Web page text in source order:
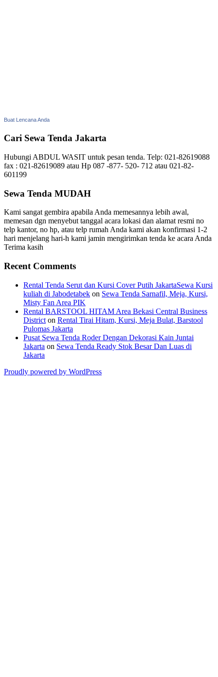
Buat Lencana Anda
Cari Sewa Tenda Jakarta
Hubungi ABDUL WASIT untuk pesan tenda. Telp: 021-82619088
fax : 021-82619089 atau Hp 087 -877- 520- 712 atau 021-82-
601199
Sewa Tenda MUDAH
Kami sangat gembira apabila Anda memesannya lebih awal,
memesan dgn menyebut tanggal acara lokasi dan alamat resmi no
telp kantor, no hp, atau telp rumah Anda kami akan konfirmasi 1-2
hari menjelang hari-h kami jamin mengirimkan tenda ke acara Anda
Terima kasih
Recent Comments
Rental Tenda Serut dan Kursi Cover Putih JakartaSewa Kursi
kuliah di Jabodetabek on Sewa Tenda Sarnafil, Meja, Kursi,
Misty Fan Area PIK
Rental BARSTOOL HITAM Area Bekasi Central Business
District on Rental Tirai Hitam, Kursi, Meja Bulat, Barstool
Pulomas Jakarta
Pusat Sewa Tenda Roder Dengan Dekorasi Kain Juntai
Jakarta on Sewa Tenda Ready Stok Besar Dan Luas di
Jakarta
Proudly powered by WordPress